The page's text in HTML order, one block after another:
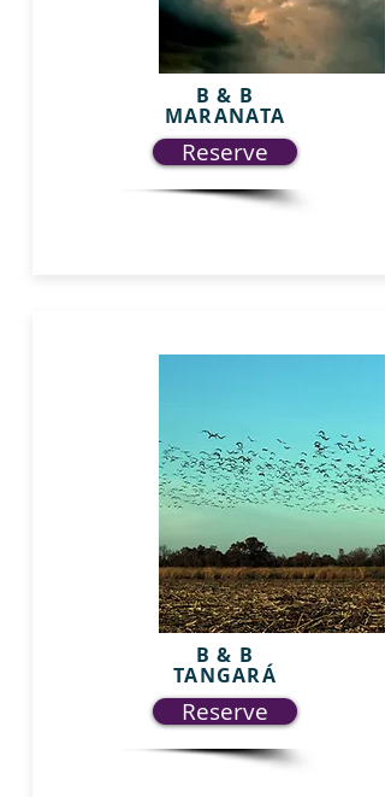
B & B
MARANATA
Reserve
B & B
TANGARÁ
Reserve